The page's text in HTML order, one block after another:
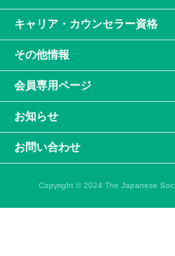
キャリア・カウンセラー資格
その他情報
会員専⽤ページ
お知らせ
お問い合わせ
Copyright © 2024 The Japanese